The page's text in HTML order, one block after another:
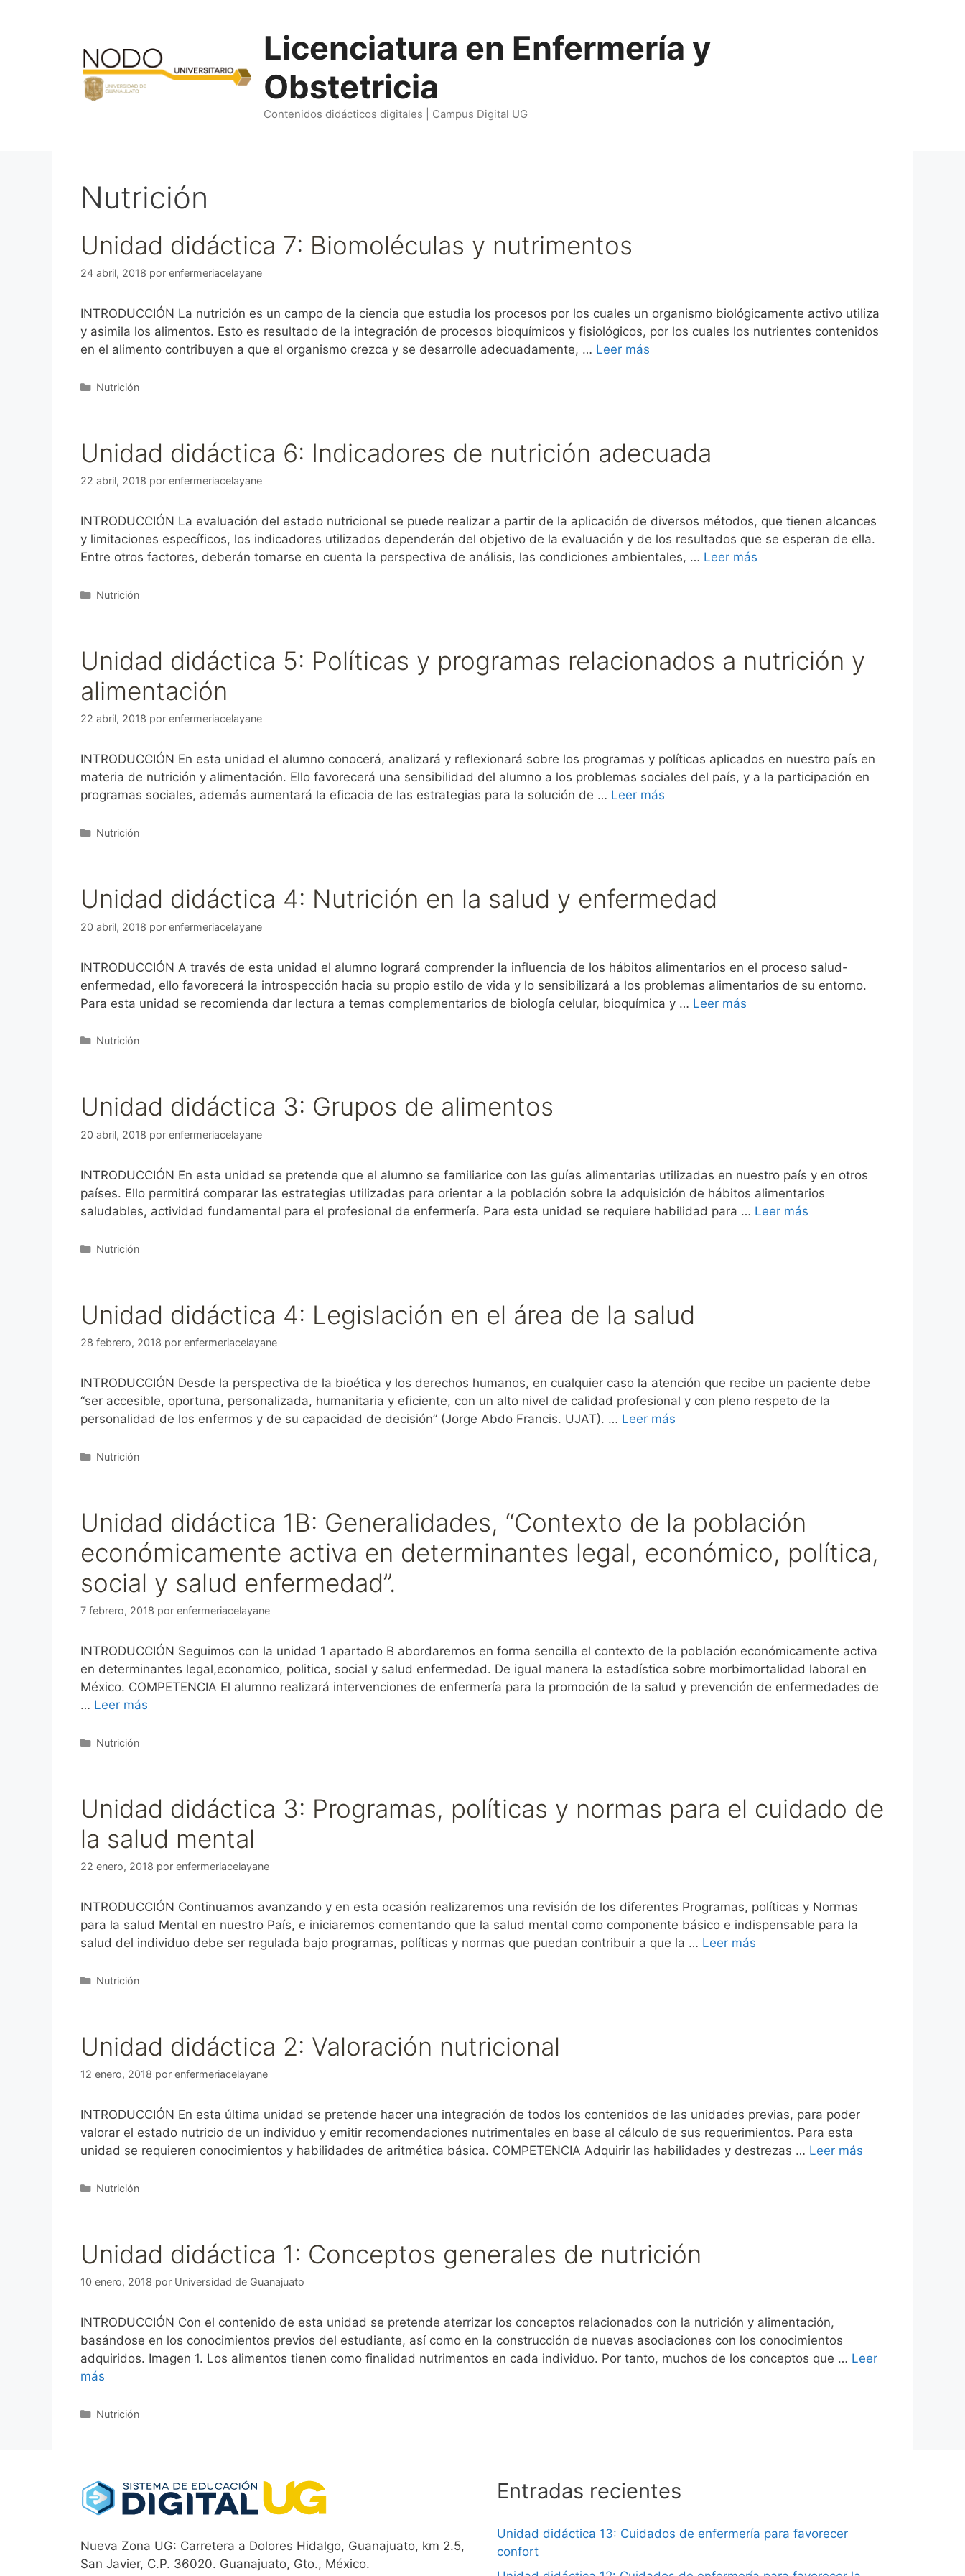
Licenciatura en Enfermería y
Obstetricia
Contenidos didácticos digitales | Campus Digital UG
Nutrición
Unidad didáctica 7: Biomoléculas y nutrimentos
24 abril, 2018 por enfermeriacelayane
INTRODUCCIÓN La nutrición es un campo de la ciencia que estudia los procesos por los cuales un organismo biológicamente activo utiliza
y asimila los alimentos. Esto es resultado de la integración de procesos bioquímicos y fisiológicos, por los cuales los nutrientes contenidos
en el alimento contribuyen a que el organismo crezca y se desarrolle adecuadamente, … Leer más
Categorías
Nutrición
Unidad didáctica 6: Indicadores de nutrición adecuada
22 abril, 2018 por enfermeriacelayane
INTRODUCCIÓN La evaluación del estado nutricional se puede realizar a partir de la aplicación de diversos métodos, que tienen alcances
y limitaciones específicos, los indicadores utilizados dependerán del objetivo de la evaluación y de los resultados que se esperan de ella.
Entre otros factores, deberán tomarse en cuenta la perspectiva de análisis, las condiciones ambientales, … Leer más
Categorías
Nutrición
Unidad didáctica 5: Políticas y programas relacionados a nutrición y
alimentación
22 abril, 2018 por enfermeriacelayane
INTRODUCCIÓN En esta unidad el alumno conocerá, analizará y reflexionará sobre los programas y políticas aplicados en nuestro país en
materia de nutrición y alimentación. Ello favorecerá una sensibilidad del alumno a los problemas sociales del país, y a la participación en
programas sociales, además aumentará la eficacia de las estrategias para la solución de … Leer más
Categorías
Nutrición
Unidad didáctica 4: Nutrición en la salud y enfermedad
20 abril, 2018 por enfermeriacelayane
INTRODUCCIÓN A través de esta unidad el alumno logrará comprender la influencia de los hábitos alimentarios en el proceso salud-
enfermedad, ello favorecerá la introspección hacia su propio estilo de vida y lo sensibilizará a los problemas alimentarios de su entorno.
Para esta unidad se recomienda dar lectura a temas complementarios de biología celular, bioquímica y … Leer más
Categorías
Nutrición
Unidad didáctica 3: Grupos de alimentos
20 abril, 2018 por enfermeriacelayane
INTRODUCCIÓN En esta unidad se pretende que el alumno se familiarice con las guías alimentarias utilizadas en nuestro país y en otros
países. Ello permitirá comparar las estrategias utilizadas para orientar a la población sobre la adquisición de hábitos alimentarios
saludables, actividad fundamental para el profesional de enfermería. Para esta unidad se requiere habilidad para … Leer más
Categorías
Nutrición
Unidad didáctica 4: Legislación en el área de la salud
28 febrero, 2018 por enfermeriacelayane
INTRODUCCIÓN Desde la perspectiva de la bioética y los derechos humanos, en cualquier caso la atención que recibe un paciente debe
“ser accesible, oportuna, personalizada, humanitaria y eficiente, con un alto nivel de calidad profesional y con pleno respeto de la
personalidad de los enfermos y de su capacidad de decisión” (Jorge Abdo Francis. UJAT). … Leer más
Categorías
Nutrición
Unidad didáctica 1B: Generalidades, “Contexto de la población
económicamente activa en determinantes legal, económico, política,
social y salud enfermedad”.
7 febrero, 2018 por enfermeriacelayane
INTRODUCCIÓN Seguimos con la unidad 1 apartado B abordaremos en forma sencilla el contexto de la población económicamente activa
en determinantes legal,economico, politica, social y salud enfermedad. De igual manera la estadística sobre morbimortalidad laboral en
México. COMPETENCIA El alumno realizará intervenciones de enfermería para la promoción de la salud y prevención de enfermedades de
… Leer más
Categorías
Nutrición
Unidad didáctica 3: Programas, políticas y normas para el cuidado de
la salud mental
22 enero, 2018 por enfermeriacelayane
INTRODUCCIÓN Continuamos avanzando y en esta ocasión realizaremos una revisión de los diferentes Programas, políticas y Normas
para la salud Mental en nuestro País, e iniciaremos comentando que la salud mental como componente básico e indispensable para la
salud del individuo debe ser regulada bajo programas, políticas y normas que puedan contribuir a que la … Leer más
Categorías
Nutrición
Unidad didáctica 2: Valoración nutricional
12 enero, 2018 por enfermeriacelayane
INTRODUCCIÓN En esta última unidad se pretende hacer una integración de todos los contenidos de las unidades previas, para poder
valorar el estado nutricio de un individuo y emitir recomendaciones nutrimentales en base al cálculo de sus requerimientos. Para esta
unidad se requieren conocimientos y habilidades de aritmética básica. COMPETENCIA Adquirir las habilidades y destrezas … Leer más
Categorías
Nutrición
Unidad didáctica 1: Conceptos generales de nutrición
10 enero, 2018 por Universidad de Guanajuato
INTRODUCCIÓN Con el contenido de esta unidad se pretende aterrizar los conceptos relacionados con la nutrición y alimentación,
basándose en los conocimientos previos del estudiante, así como en la construcción de nuevas asociaciones con los conocimientos
adquiridos. Imagen 1. Los alimentos tienen como finalidad nutrimentos en cada individuo. Por tanto, muchos de los conceptos que … Leer
más
Categorías
Nutrición
Nueva Zona UG: Carretera a Dolores Hidalgo, Guanajuato, km 2.5,
San Javier, C.P. 36020. Guanajuato, Gto., México.
Entradas recientes
Unidad didáctica 13: Cuidados de enfermería para favorecer
confort